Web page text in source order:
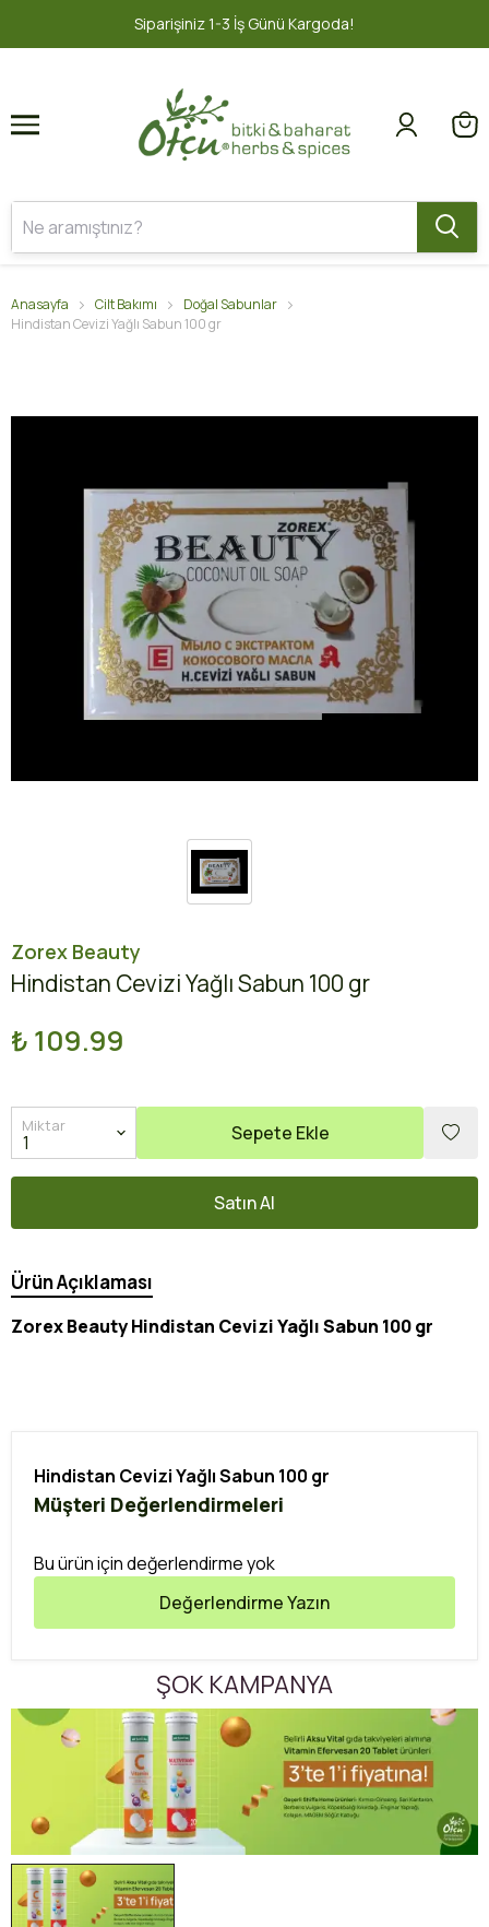
1-3 İş Günü Kargoda! 1 2
Anasayfa Cilt Bakımı
Doğal Sabunlar
Hindistan Cevizi Yağlı Sabun 100 gr
Zorex Beauty
Hindistan Cevizi Yağlı Sabun 100 gr
₺ 109.99
Miktar Sepete Ekle
Satın Al
Ürün Açıklaması
Zorex Beauty Hindistan Cevizi Yağlı Sabun 100 gr
Hindistan Cevizi Yağlı Sabun 100 gr
Müşteri Değerlendirmeleri
Bu ürün için değerlendirme yok
Değerlendirme Yazın
ŞOK KAMPANYA